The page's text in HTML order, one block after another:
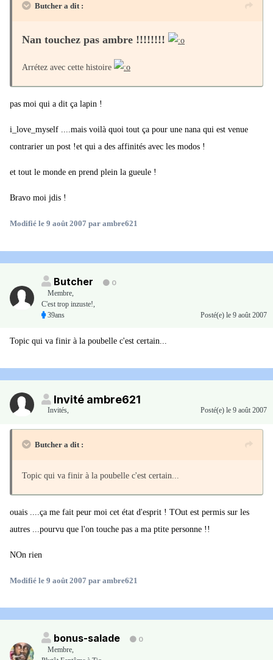
Butcher a dit :
Nan touchez pas ambre !!!!!!!!
Arrétez avec cette histoire
pas moi qui a dit ça lapin !
i_love_myself ....mais voilà quoi tout ça pour une nana qui est venue
contrarier un post !et qui a des affinités avec les modos !
et tout le monde en prend plein la gueule !
Bravo moi jdis !
Modifié le 9 août 2007 par ambre621
Butcher
0
Membre
C'est trop inzuste!,
39ans
Posté(e) le 9 août 2007
Topic qui va finir à la poubelle c'est certain...
Invité ambre621
Invités Posté(e) le 9 août 2007
Butcher a dit :
Topic qui va finir à la poubelle c'est certain...
ouais ....ça me fait peur moi cet état d'esprit ! TOut est permis sur les
autres ...pourvu que l'on touche pas a ma ptite personne !!
NOn rien
Modifié le 9 août 2007 par ambre621
bonus-salade
0
Membre